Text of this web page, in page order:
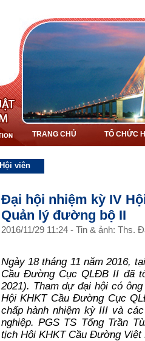
TRANG CHỦ TỔ CHỨC
Hội viên
Đại hội nhiệm kỳ IV
Quản lý đường bộ II
2016/11/29 11:24- Tin & ảnh: Ths.
Ngày 18 tháng 11 năm 2016,
Cầu Đường Cục QLĐB II đã
2021). Tham dự đại hội có
Hội KHKT Cầu Đường Cục
chấp hành nhiệm kỳ III và
nghiệp. PGS TS Tống Trần
tịch Hội KHKT Cầu Đường Việt